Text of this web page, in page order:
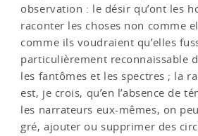
observation : le désir qu’ont les
raconter les choses non comme
comme ils voudraient qu’elles
particulièrement reconnaissable
les fantômes et les spectres ; la
est, je crois, qu’en l’absence de
les narrateurs eux-mêmes, on
gré, ajouter ou supprimer des